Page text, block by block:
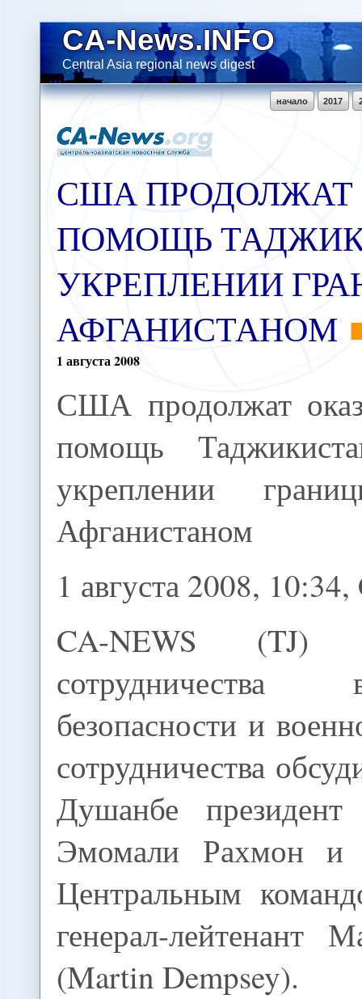
CA-News.INFO
Central Asia regional news digest
2017
начало
США ПРОДОЛЖАТ
ПОМОЩЬ
УКРЕПЛЕНИИ
АФГАНИСТАНОМ
1 августа2008
США продолжат
помощь
укреплении
Афганистаном
1 августа 2008,
CA-NEWS
безопасности и
сотрудничества
Душанбе президент
Эмомали Рахмон и
Центральным
генерал-лейтенант
(Martin Dempsey).